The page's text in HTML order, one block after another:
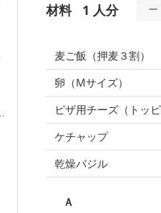
材料 1 人分
麦ご飯（押麦３割）
卵（Mサイズ）
ピザ用チーズ（トッ
ケチャップ
乾燥バジル
Ａ